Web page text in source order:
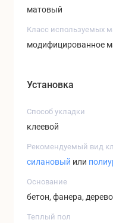
матовый
Класс используемых
модифицированное
Установка
Способ укладки
клеевой
Рекомендуемый вид
силановый или
Основание
бетон, фанера,
Теплый пол